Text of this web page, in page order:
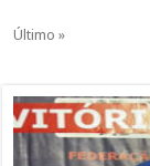
Último »